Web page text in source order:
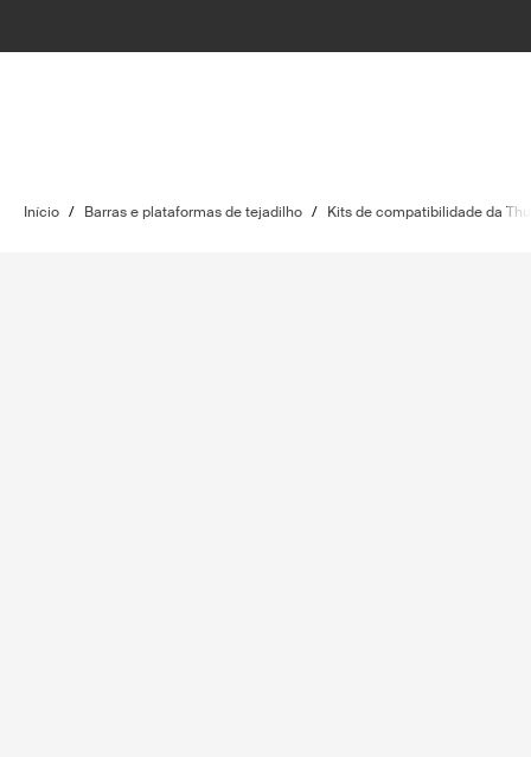
Início / Barras e plataformas de tejadilho / Kits de compatibilidade da